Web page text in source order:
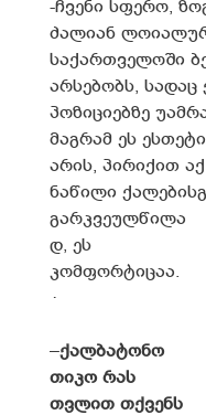
-ჩვენი სფერო,
ძალიან
საქართველოში
არსებობს,
პოზიციებზე
მაგრამ ეს
არის, პირიქით
ნაწილი
გარკვეულწილა
დ, ეს
კომფორტიცაა.
·
–ქალბატონო
თიკო რას
თვლით თქვენს